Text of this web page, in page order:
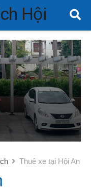
Thuê xe tại Hội An